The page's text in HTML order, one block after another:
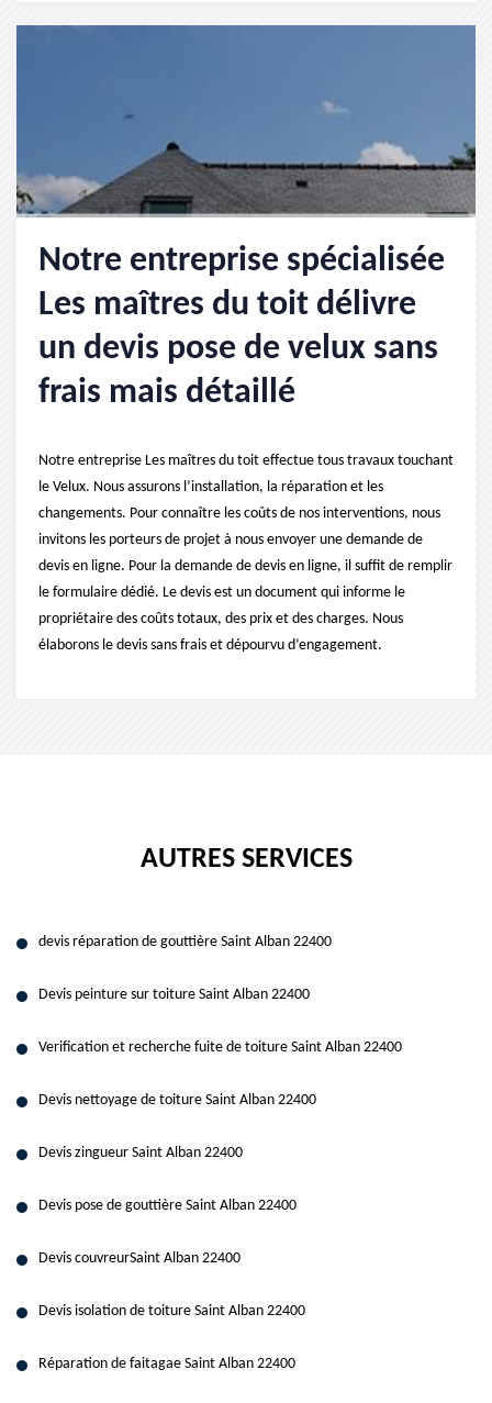
Notre entreprise spécialisée
Les maîtres du toit délivre
un devis pose de velux sans
frais mais détaillé
Notre entreprise Les maîtres du toit effectue tous travaux touchant
le Velux. Nous assurons l’installation, la réparation et les
changements. Pour connaître les coûts de nos interventions, nous
invitons les porteurs de projet à nous envoyer une demande de
devis en ligne. Pour la demande de devis en ligne, il suffit de remplir
le formulaire dédié. Le devis est un document qui informe le
propriétaire des coûts totaux, des prix et des charges. Nous
élaborons le devis sans frais et dépourvu d’engagement.
AUTRES SERVICES
devis réparation de gouttière Saint Alban 22400
Devis peinture sur toiture Saint Alban 22400
Verification et recherche fuite de toiture Saint Alban 22400
Devis nettoyage de toiture Saint Alban 22400
Devis zingueur Saint Alban 22400
Devis pose de gouttière Saint Alban 22400
Devis couvreurSaint Alban 22400
Devis isolation de toiture Saint Alban 22400
Réparation de faitagae Saint Alban 22400